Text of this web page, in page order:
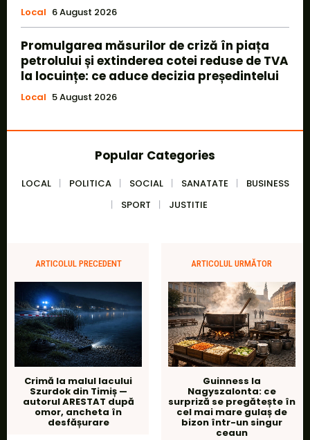
Local 6 August 2026
Promulgarea măsurilor de criză în piața
petrolului și extinderea cotei reduse de TVA
la locuințe: ce aduce decizia președintelui
Local 5 August 2026
Popular Categories
LOCAL POLITICA SOCIAL SANATATE
BUSINESS
SPORT
JUSTITIE
ARTICOLUL PRECEDENT
Crimă la malul lacului
Szurdok din Timiș —
autorul ARESTAT după
omor, ancheta în
desfășurare
ARTICOLUL URMĂTOR
Guinness la
Nagyszalonta: ce
surpriză se pregătește în
cel mai mare gulaș de
bizon într-un singur
ceaun